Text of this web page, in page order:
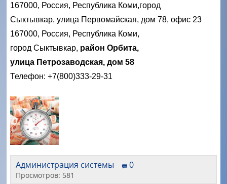
167000, Россия, Республика Коми,город
Сыктывкар, улица Первомайская, дом 78, офис 23
167000, Россия, Республика Коми,
город Сыктывкар, район Орбита,
улица Петрозаводская, дом 58
Телефон: +7(800)333-29-31
Администрация системы 0
Просмотров: 581